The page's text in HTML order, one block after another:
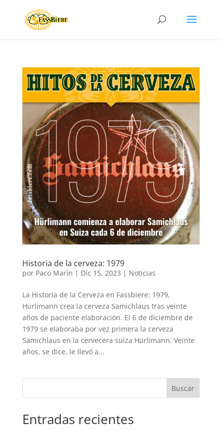
Historia de la cerveza: 1979
por Paco Marín | Dic 15, 2023 | Noticias
La Historia de la Cerveza en Fassbiere: 1979,
Hürlimann crea la cerveza Samichlaus tras veinte
años de paciente elaboración. El 6 de diciembre de
1979 se elaboraba por vez primera la cerveza
Samichlaus en la cervecera suiza Hürlimann. Veinte
años, se dice, le llevó a...
Buscar
Entradas recientes